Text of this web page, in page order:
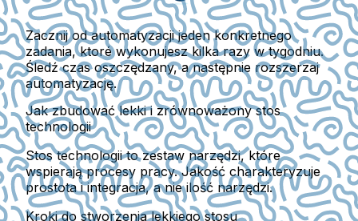
Zacznij od automatyzacjijeden konkretnego
zadania, ktoré wykonujesz kilka razy w tygodniu.
Śledź czas oszczędzany, a następnie rozszerzaj
automatyzację.
Jak zbudować lekki i zrównoważony stos
technologii
Stos technologii to zestaw narzędzi, które
wspierają procesy pracy. Jakość charakteryzuje
prostota i integracja, a nie ilość narzędzi.
Kroki do stworzenia lekkiego stosu